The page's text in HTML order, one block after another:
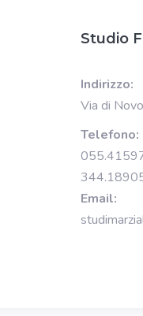
Studio
Indirizzo:
Via di
Telefono:
Email: